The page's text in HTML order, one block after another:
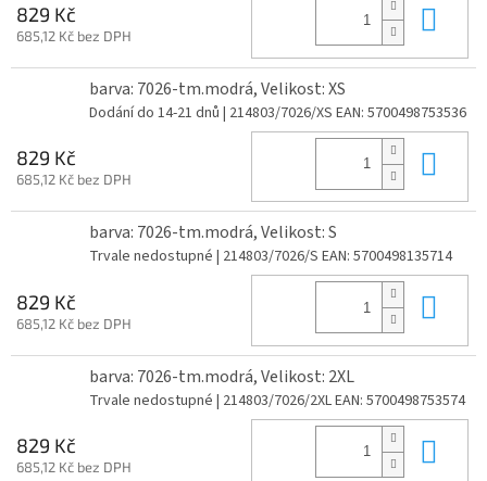
829 Kč
685,12 Kč bez DPH
barva: 7026-tm.modrá, Velikost: XS
Dodání do 14-21 dnů | 214803/7026/XS EAN: 5700498753536
829 Kč
685,12 Kč bez DPH
barva: 7026-tm.modrá, Velikost: S
Trvale nedostupné | 214803/7026/S EAN: 5700498135714
829 Kč
685,12 Kč bez DPH
barva: 7026-tm.modrá, Velikost: 2XL
Trvale nedostupné | 214803/7026/2XLEAN: 5700498753574
829 Kč
685,12 Kč bez DPH